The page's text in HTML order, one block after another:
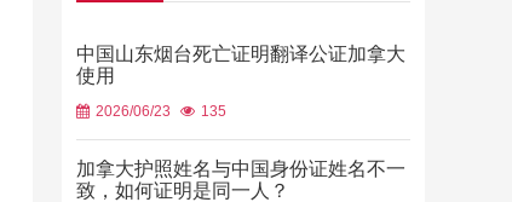
中国山东烟台死亡证明翻译公证加拿大
使用
2026/06/23 135
加拿大护照姓名与中国身份证姓名不一
致，如何证明是同一人？